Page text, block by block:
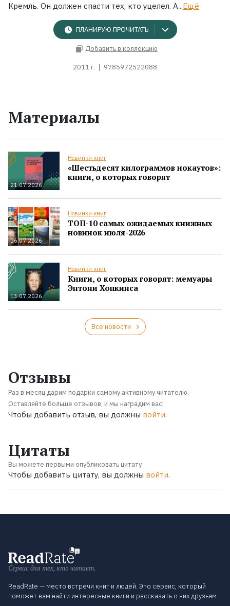
Кремль. Он должен спасти тех, кто уцелел. А...Ещё
ПЛАНИРУЮ ПРОЧИТАТЬ
Добавить в коллекцию
2011 г. 9785972522088
Материалы
21.07.2026
Новинки книг
«Шестьдесят килограммов нокаутов»:
книги, о которых говорят
16.07.2026
Новинки книг
ТОП-10 самых ожидаемых книжных
новинок июля-2026
13.07.2026
Новинки книг
Книги, о которых говорят: мемуары
Энтони Хопкинса
Все новости
Отзывы
Раз в месяц дарим подарки самому активному читателю.
Оставляйте больше отзывов, и мы наградим вас!
Чтобы добавить отзыв, вы должны войти.
Цитаты
Вы можете первыми опубликовать цитату
Чтобы добавить цитату, вы должны войти.
Сервис для тех, кто читает.
ReadRate — место встречи книг и людей. Это сервис, который
поможет вам найти интересные книги и рассказать о них друзьям.